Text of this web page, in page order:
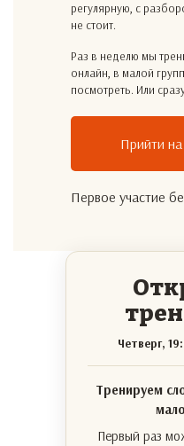
регулярную, с
не стоит.
Раз в неделю мы
онлайн, в малой
посмотреть. Или
Прийти
Первое участие
Четверг,
Тренируем
Первый раз